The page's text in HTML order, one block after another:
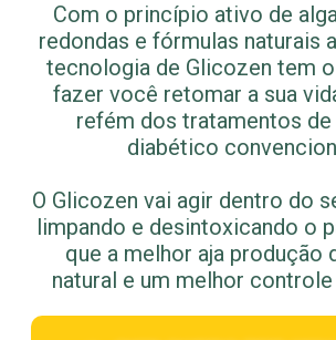
Com o princípio ativo de
redondas e fórmulas naturais
tecnologia de Glicozen tem
fazer você retomar a sua
refém dos tratamentos
diabético
O Glicozen vai agir dentro do
limpando e desintoxicando o
que a melhor aja produção
natural e um melhor